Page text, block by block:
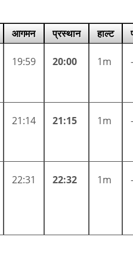
आगमन प्रस्थान हाल्ट
19:59 20:00 1m
21:14 21:15 1m
22:31 22:32 1m